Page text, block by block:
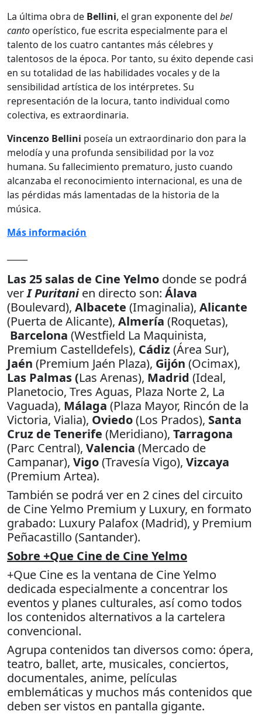
La última obra de Bellini, el gran exponente del bel
canto operístico, fue escrita especialmente para el
talento de los cuatro cantantes más célebres y
talentosos de la época. Por tanto, su éxito depende casi
en su totalidad de las habilidades vocales y de la
sensibilidad artística de los intérpretes. Su
representación de la locura, tanto individual como
colectiva, es extraordinaria.
Vincenzo Bellini poseía un extraordinario don para la
melodía y una profunda sensibilidad por la voz
humana. Su fallecimiento prematuro, justo cuando
alcanzaba el reconocimiento internacional, es una de
las pérdidas más lamentadas de la historia de la
música.
Más información
Las 25 salas de Cine Yelmo donde se podrá
verI Puritanien directo son: Álava
(Boulevard), Albacete (Imaginalia), Alicante
(Puerta de Alicante), Almería (Roquetas),
Barcelona (Westfield La Maquinista,
Premium Castelldefels), Cádiz(Área Sur),
Jaén (Premium Jaén Plaza), Gijón (Ocimax),
Las Palmas (Las Arenas), Madrid (Ideal,
Planetocio, Tres Aguas, Plaza Norte 2, La
Vaguada), Málaga (Plaza Mayor, Rincón de la
Victoria, Vialia), Oviedo(Los Prados), Santa
Cruz de Tenerife (Meridiano), Tarragona
(Parc Central), Valencia (Mercado de
Campanar), Vigo(Travesía Vigo), Vizcaya
(Premium Artea).
También se podrá ver en 2 cines del circuito
de Cine Yelmo Premium y Luxury, en formato
grabado: Luxury Palafox (Madrid), y Premium
Peñacastillo (Santander).
Sobre +Que Cine de Cine Yelmo
+Que Cine es la ventana de Cine Yelmo
dedicada especialmente a concentrar los
eventos y planes culturales, así como todos
los contenidos alternativos a la cartelera
convencional.
Agrupa contenidos tan diversos como: ópera,
teatro, ballet, arte, musicales, conciertos,
documentales, anime, películas
emblemáticas y muchos más contenidos que
deben ser vistos en pantalla gigante.